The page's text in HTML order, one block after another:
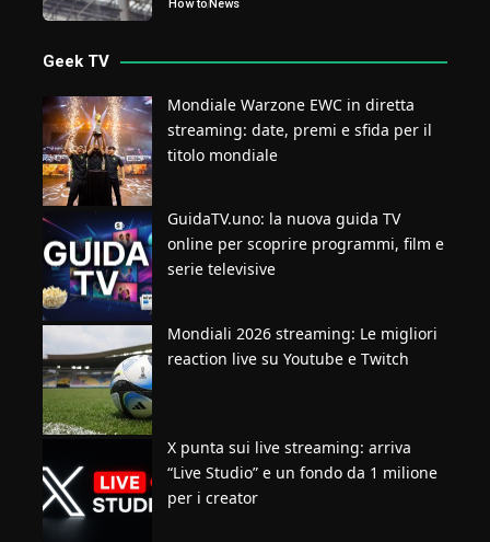
How toNews
Geek TV
Mondiale Warzone EWC in diretta
streaming: date, premi e sfida per il
titolo mondiale
GuidaTV.uno: la nuova guida TV
online per scoprire programmi, film e
serie televisive
Mondiali 2026 streaming: Le migliori
reaction live su Youtube e Twitch
X punta sui live streaming: arriva
“Live Studio” e un fondo da 1 milione
per i creator